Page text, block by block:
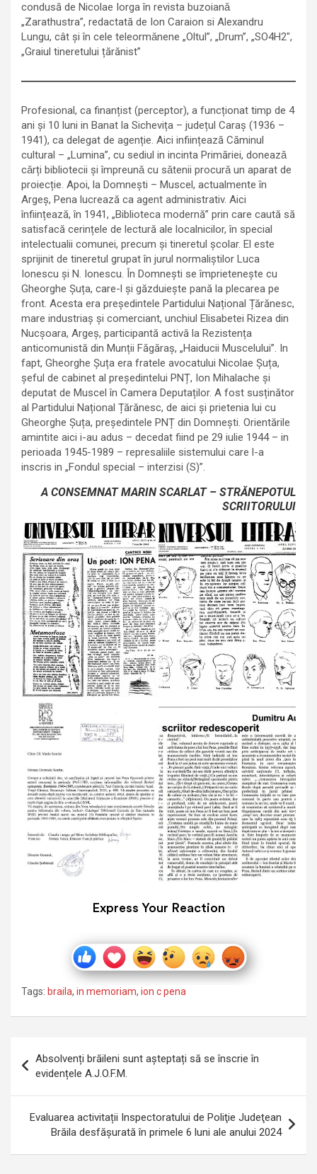
condusă de Nicolae Iorga în revista buzoianǎ
„Zarathustra”, redactată de Ion Caraion si Alexandru
Lungu, cât și în cele teleormǎnene „Oltul”, „Drum”, „SO4H2″,
„Graiul tineretului țărănist”
Profesional, ca finanțist (perceptor), a funcționat timp de 4
ani și 10 luni in Banat la Sichevița – județul Caraș (1936 –
1941), ca delegat de agenție. Aici inființează Căminul
cultural – „Lumina”, cu sediul in incinta Primăriei, doneazǎ
cǎrți bibliotecii și împreunǎ cu sǎtenii procurǎ un aparat de
proiecție. Apoi, la Domnești – Muscel, actualmente în
Argeș, Pena lucrează ca agent administrativ. Aici
înființează, în 1941, „Biblioteca modernă” prin care caută să
satisfacă cerințele de lectură ale localnicilor, în special
intelectualii comunei, precum și tineretul școlar. El este
sprijinit de tineretul grupat în jurul normaliștilor Luca
Ionescu și N. Ionescu. În Domnești se împrietenește cu
Gheorghe Șuța, care-l și găzduiește pană la plecarea pe
front. Acesta era președintele Partidului Național Țărănesc,
mare industriaș și comerciant, unchiul Elisabetei Rizea din
Nucșoara, Argeș, participantă activă la Rezistența
anticomunistă din Munții Făgăraș, „Haiducii Muscelului”. In
fapt, Gheorghe Șuța era fratele avocatului Nicolae Șuța,
șeful de cabinet al președintelui PNȚ, Ion Mihalache și
deputat de Muscel în Camera Deputaților. A fost susținător
al Partidului Național Țărănesc, de aici și prietenia lui cu
Gheorghe Șuța, președintele PNȚ din Domnești. Orientările
amintite aici i-au adus – decedat fiind pe 29 iulie 1944 – in
perioada 1945-1989 – represaliile sistemului care l-a
inscris in „Fondul special – interzisi (S)”.
A CONSEMNAT MARIN SCARLAT – STRĂNEPOTUL
SCRIITORULUI
Express Your Reaction
Tags: braila, in memoriam, ion c pena
în
articole
Absolvenți brăileni sunt așteptați să se înscrie în
evidențele A.J.O.F.M.
Evaluarea activitații Inspectoratului de Poliţie Judeţean
Brăila desfăşurată în primele 6 luni ale anului 2024